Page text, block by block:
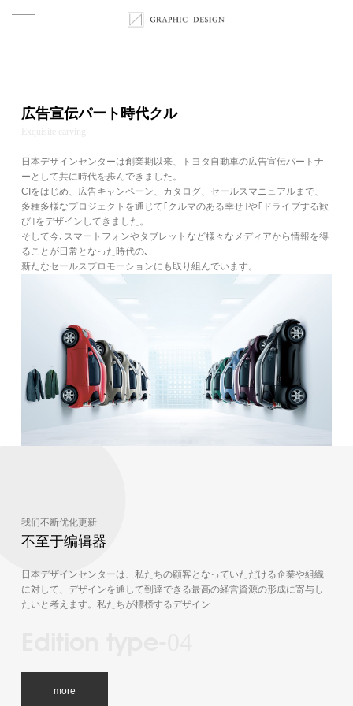
広告宣伝パート時代クル
Ex­quis­ite carv­ing
日本デザインセンターは創業期以来、トヨタ自動車の広告宣伝パートナ
ーとして共に時代を歩んできました。
CIをはじめ、広告キャンペーン、カタログ、セールスマニュアルまで、
多種多様なプロジェクトを通じて｢クルマのある幸せ｣や｢ドライブする歓
び｣をデザインしてきました。
そして今､スマートフォンやタブレットなど様々なメディアから情報を得
ることが日常となった時代の､
新たなセールスプロモーションにも取り組んでいます。
我们不断优化更新
不至于编辑器
日本デザインセンターは、私たちの顧客となっていただける企業や組織
に対して、デザインを通して到達できる最高の経営資源の形成に寄与し
たいと考えます。私たちが標榜するデザイン
more
關於
服務
觀點